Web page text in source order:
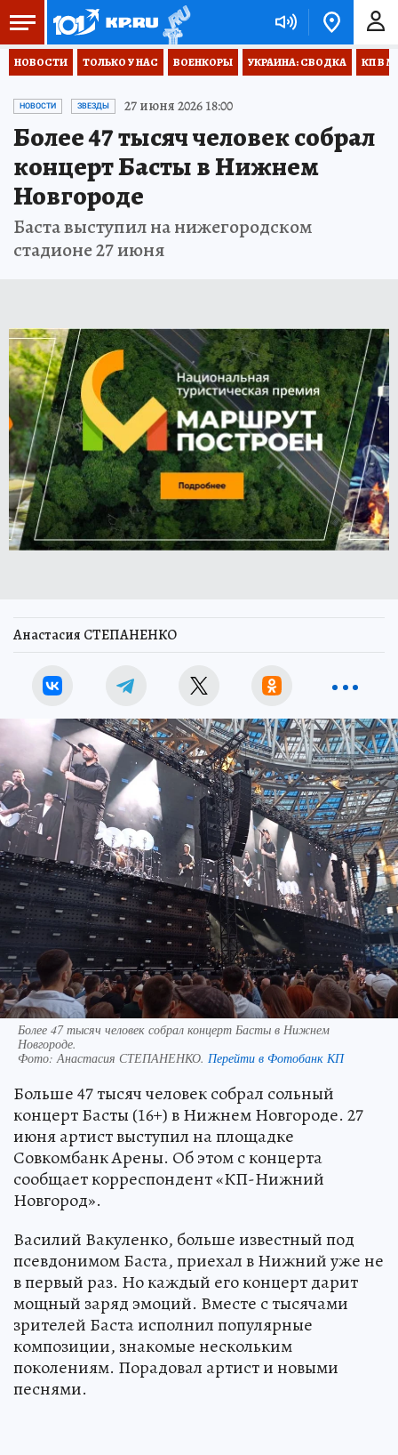
НОВОСТИ ТОЛЬКО У НАС ВОЕНКОРЫ УКРАИНА: СВОДКА КП В
НОВОСТИ ЗВЕЗДЫ 27 июня 2026 18:00
Более 47 тысяч человек собрал
концерт Басты в Нижнем
Новгороде
Баста выступил на нижегородском
стадионе 27 июня
Анастасия СТЕПАНЕНКО
Более 47 тысяч человек собрал концерт Басты в Нижнем
Новгороде.
Фото:Анастасия СТЕПАНЕНКО. Перейти в Фотобанк КП
Больше 47 тысяч человек собрал сольный
концерт Басты (16+) в Нижнем Новгороде. 27
июня артист выступил на площадке
Совкомбанк Арены. Об этом с концерта
сообщает корреспондент «КП-Нижний
Новгород».
Василий Вакуленко, больше известный под
псевдонимом Баста, приехал в Нижний уже не
в первый раз. Но каждый его концерт дарит
мощный заряд эмоций. Вместе с тысячами
зрителей Баста исполнил популярные
композиции, знакомые нескольким
поколениям. Порадовал артист и новыми
песнями.